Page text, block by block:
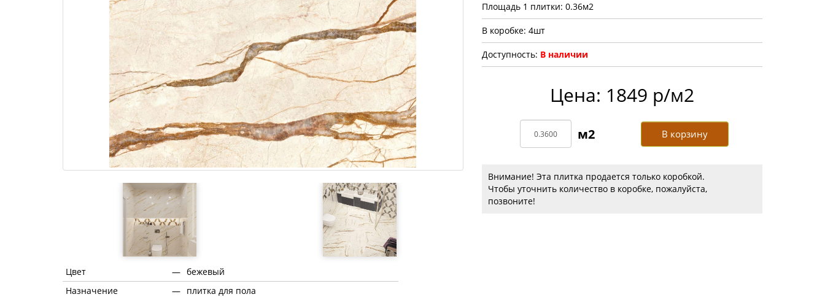
Цвет — бежевый
Назначение
— плитка для пола
Площадь 1 плитки: 0.36м2
В коробке: 4шт
Доступность: В наличии
Цена: 1849 р/м2
В корзину
Внимание! Эта плитка продается только коробкой.
Чтобы уточнить количество в коробке, пожалуйста,
позвоните!